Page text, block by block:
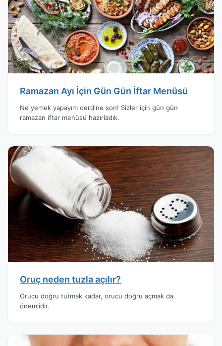
Ramazan Ayı İçin Gün Gün İftar Menüsü
Ne yemek yapayım derdine son! Sizler için gün gün
ramazan iftar menüsü hazırladık.
Oruç neden tuzla açılır?
Orucu doğru tutmak kadar, orucu doğru açmak da
önemlidir.